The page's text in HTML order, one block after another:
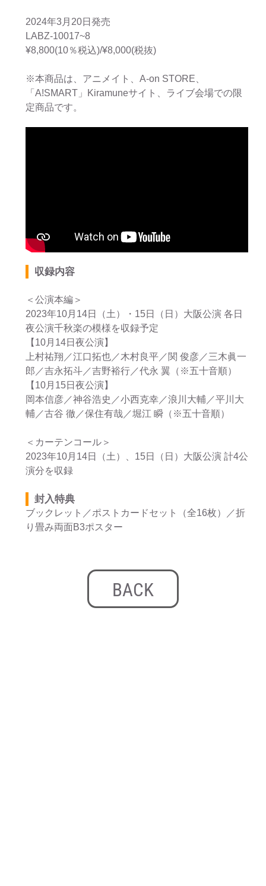
2024年3月20日発売
LABZ-10017~8
¥8,800(10％税込)/¥8,000(税抜)
※本商品は、アニメイト、A-on STORE、
「A!SMART」Kiramuneサイト、ライブ会場での限
定商品です。
収録内容
＜公演本編＞
2023年10月14日（土）・15日（日）大阪公演 各日
夜公演千秋楽の模様を収録予定
【10月14日夜公演】
上村祐翔／江口拓也／木村良平／関 俊彦／三木眞一
郎／吉永拓斗／吉野裕行／代永 翼（※五十音順）
【10月15日夜公演】
岡本信彦／神谷浩史／小西克幸／浪川大輔／平川大
輔／古谷 徹／保住有哉／堀江 瞬（※五十音順）
＜カーテンコール＞
2023年10月14日（土）、15日（日）大阪公演 計4公
演分を収録
封入特典
ブックレット／ポストカードセット（全16枚）／折
り畳み両面B3ポスター
BACK